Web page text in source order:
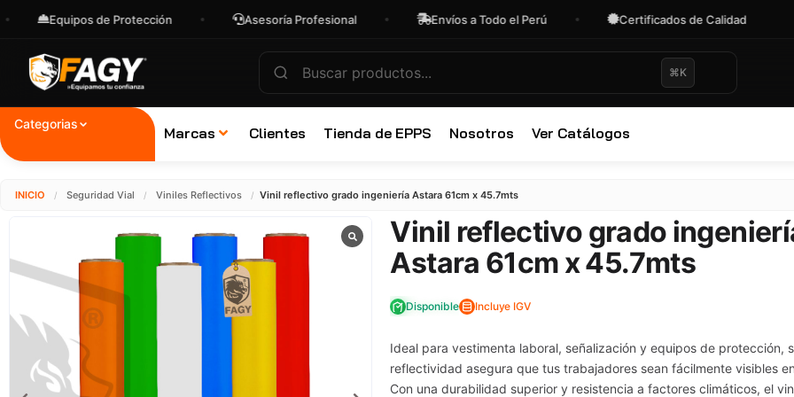
de Protección Asesoría Profesional Envíos a Todo el Perú Certificados de Calidad
⌘K
Categorias
Marcas Clientes Tienda de EPPS Nosotros Ver Catálogos
INICIO / Seguridad Vial / Viniles Reflectivos / Vinil reflectivo grado ingeniería Astara 61cm x 45.7mts
Vinil reflectivo grado
Astara 61cm x 45.7mts
Disponible Incluye IGV
Ideal para vestimenta laboral, señalización y equipos de protección,
reflectividad asegura que tus trabajadores sean fácilmente visibles
Con una durabilidad superior y resistencia a factores climáticos, el